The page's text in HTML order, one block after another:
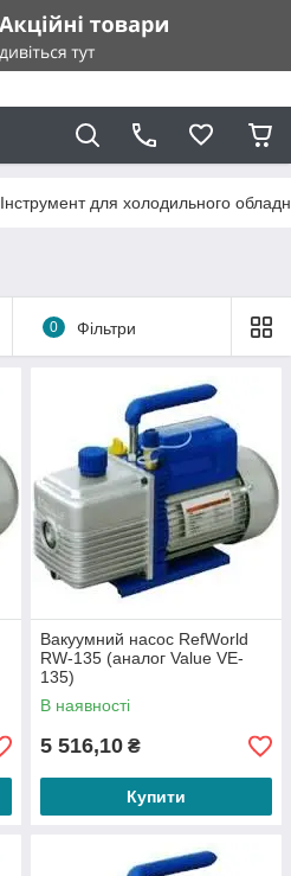
Інструмент для холодильного
0 Фільтри
Вакуумний насос RefWorld
RW-135 (аналог Value VE-
135)
В наявності
5 516,10 ₴
Купити